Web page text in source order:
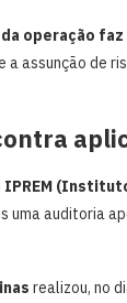
da operação
a assunção de
IPREM
uma auditoria
realizou, no